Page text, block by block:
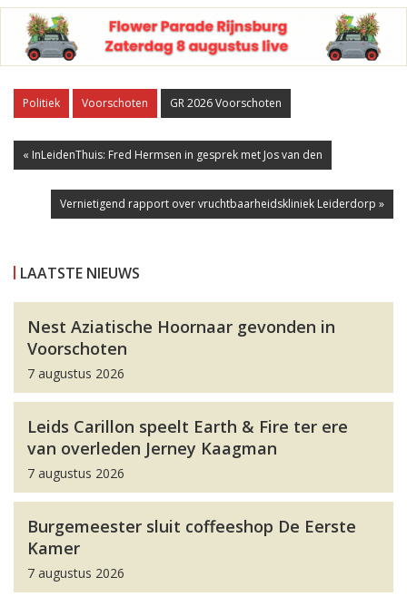
Politiek Voorschoten GR 2026 Voorschoten
« InLeidenThuis: Fred Hermsen in gesprek met Jos van den
Vernietigend rapport over vruchtbaarheidskliniek Leiderdorp »
LAATSTE NIEUWS
Nest Aziatische Hoornaar gevonden in
Voorschoten
7 augustus 2026
Leids Carillon speelt Earth & Fire ter ere
van overleden Jerney Kaagman
7 augustus 2026
Burgemeester sluit coffeeshop De Eerste
Kamer
7 augustus 2026